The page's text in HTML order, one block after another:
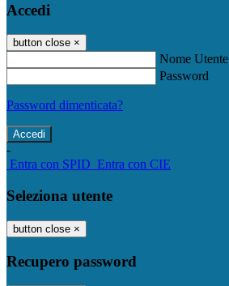
Accedi
button close ×
Nome Utente
Password
Password dimenticata?
-
Entra con SPID Entra con CIE
Seleziona utente
button close ×
Recupero password